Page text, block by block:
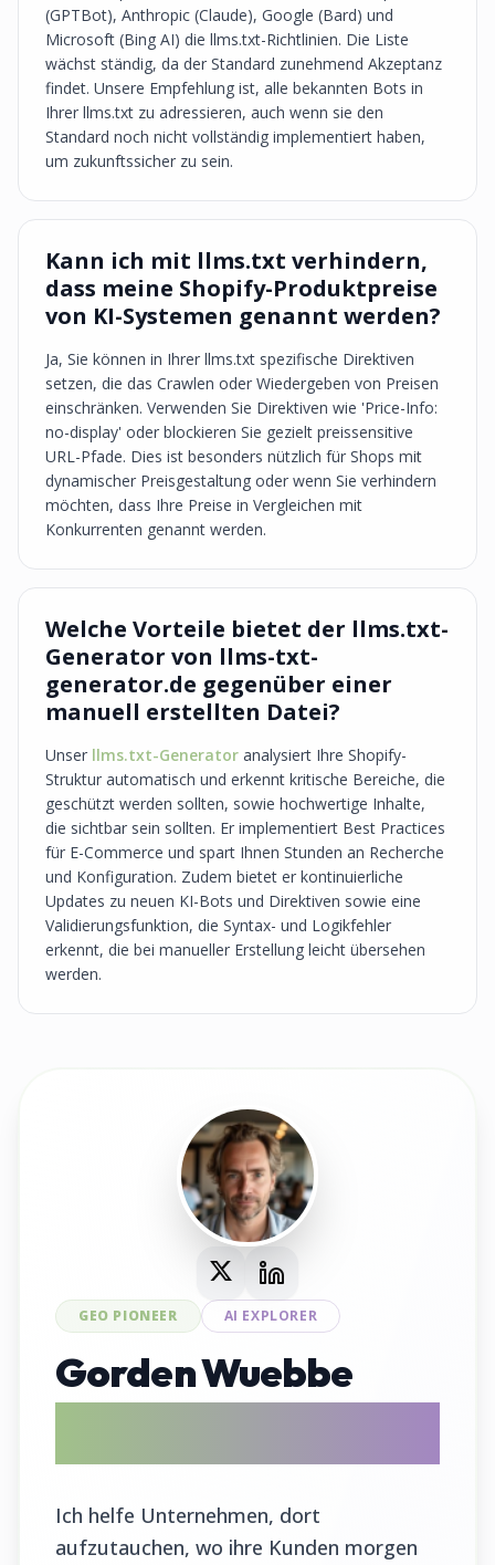
(GPTBot), Anthropic (Claude), Google (Bard) und
Microsoft (Bing AI) die llms.txt-Richtlinien. Die Liste
wächst ständig, da der Standard zunehmend Akzeptanz
findet. Unsere Empfehlung ist, alle bekannten Bots in
Ihrer llms.txt zu adressieren, auch wenn sie den
Standard noch nicht vollständig implementiert haben,
um zukunftssicher zu sein.
Kann ich mit llms.txt verhindern,
dass meine Shopify-Produktpreise
von KI-Systemen genannt werden?
Ja, Sie können in Ihrer llms.txt spezifische Direktiven
setzen, die das Crawlen oder Wiedergeben von Preisen
einschränken. Verwenden Sie Direktiven wie 'Price-Info:
no-display' oder blockieren Sie gezielt preissensitive
URL-Pfade. Dies ist besonders nützlich für Shops mit
dynamischer Preisgestaltung oder wenn Sie verhindern
möchten, dass Ihre Preise in Vergleichen mit
Konkurrenten genannt werden.
Welche Vorteile bietet der llms.txt-
Generator von llms-txt-
generator.de gegenüber einer
manuell erstellten Datei?
Unser llms.txt-Generator analysiert Ihre Shopify-
Struktur automatisch und erkennt kritische Bereiche, die
geschützt werden sollten, sowie hochwertige Inhalte,
die sichtbar sein sollten. Er implementiert Best Practices
für E-Commerce und spart Ihnen Stunden an Recherche
und Konfiguration. Zudem bietet er kontinuierliche
Updates zu neuen KI-Bots und Direktiven sowie eine
Validierungsfunktion, die Syntax- und Logikfehler
erkennt, die bei manueller Erstellung leicht übersehen
werden.
GEO PIONEER AI EXPLORER
Gorden Wuebbe
Ich helfe Unternehmen, dort
aufzutauchen, wo ihre Kunden morgen